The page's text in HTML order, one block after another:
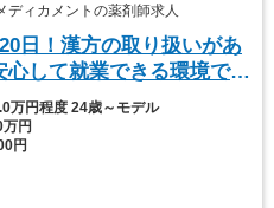
ィカメントの薬剤師求人
日！漢方の取り扱いがあ
心して就業できる環境で
万円程度 24歳～モデル
円
円